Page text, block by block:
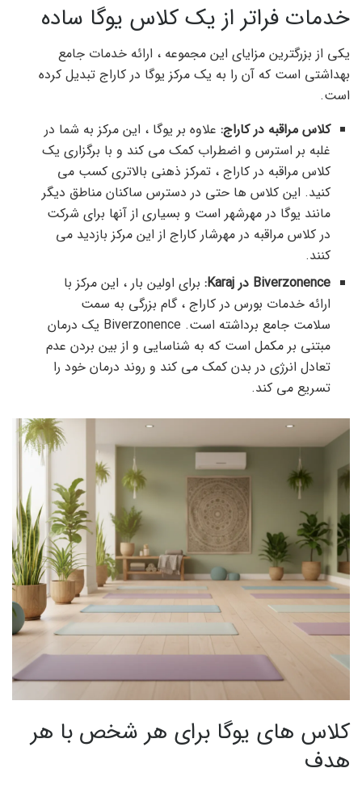
خدمات فراتر از یک کلاس یوگا ساده
یکی از بزرگترین مزایای این مجموعه ، ارائه خدمات جامع
بهداشتی است که آن را به یک مرکز یوگا در کاراج تبدیل کرده
است.
کلاس مراقبه در کاراج: علاوه بر یوگا ، این مرکز به شما در
غلبه بر استرس و اضطراب کمک می کند و با برگزاری یک
کلاس مراقبه در کاراج ، تمرکز ذهنی بالاتری کسب می
کنید. این کلاس ها حتی در دسترس ساکنان مناطق دیگر
مانند یوگا در مهرشهر است و بسیاری از آنها برای شرکت
در کلاس مراقبه در مهرشار کاراج از این مرکز بازدید می
کنند.
Biverzonence در Karaj:
برای اولین بار ، این مرکز با
ارائه خدمات بورس در کاراج ، گام بزرگی به سمت
سلامت جامع برداشته است. Biverzonence یک درمان
مبتنی بر مکمل است که به شناسایی و از بین بردن عدم
تعادل انرژی در بدن کمک می کند و روند درمان خود را
تسریع می کند.
کلاس های یوگا برای هر شخص با هر
هدف